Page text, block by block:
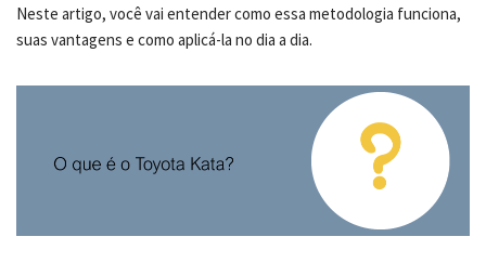
Neste artigo, você vai entender como essa metodologia funciona,
suas vantagens e como aplicá-la no dia a dia.